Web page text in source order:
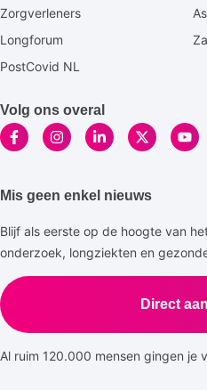
Zorgverleners
Longforum
PostCovid NL
Volg ons overal
Mis geen enkel nieuws
Blijf als eerste op de hoogte van
onderzoek, longziekten en
Direct
Al ruim 120.000 mensen gingen je